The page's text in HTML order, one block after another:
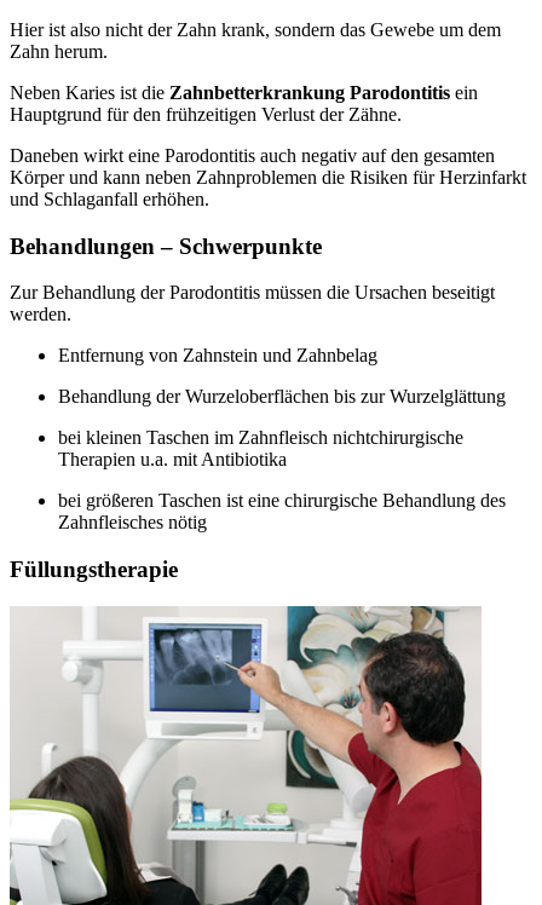
Hier ist also nicht der Zahn krank, sondern das Gewebe um dem
Zahn herum.
Neben Karies ist die Zahnbetterkrankung Parodontitis ein
Hauptgrund für den frühzeitigen Verlust der Zähne.
Daneben wirkt eine Parodontitis auch negativ auf den gesamten
Körper und kann neben Zahnproblemen die Risiken für Herzinfarkt
und Schlaganfall erhöhen.
Behandlungen – Schwerpunkte
Zur Behandlung der Parodontitis müssen die Ursachen beseitigt
werden.
Entfernung von Zahnstein und Zahnbelag
Behandlung der Wurzeloberflächen bis zur Wurzelglättung
bei kleinen Taschen im Zahnfleisch nichtchirurgische
Therapien u.a. mit Antibiotika
bei größeren Taschen ist eine chirurgische Behandlung des
Zahnfleisches nötig
Füllungstherapie